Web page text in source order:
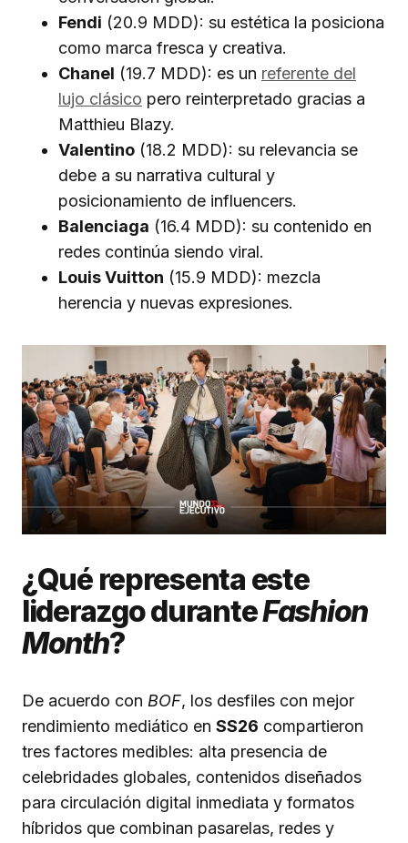
Fendi (20.9 MDD): su estética la posiciona
como marca fresca y creativa.
Chanel (19.7 MDD): es un referente del
lujo clásico pero reinterpretado gracias a
Matthieu Blazy.
Valentino (18.2 MDD): su relevancia se
debe a su narrativa cultural y
posicionamiento de influencers.
Balenciaga (16.4 MDD): su contenido en
redes continúa siendo viral.
Louis Vuitton (15.9 MDD): mezcla
herencia y nuevas expresiones.
¿Qué representa este
liderazgo duranteFashion
Month?
De acuerdo con BOF, los desfiles con mejor
rendimiento mediático en SS26 compartieron
tres factores medibles: alta presencia de
celebridades globales, contenidos diseñados
para circulación digital inmediata y formatos
híbridos que combinan pasarelas, redes y